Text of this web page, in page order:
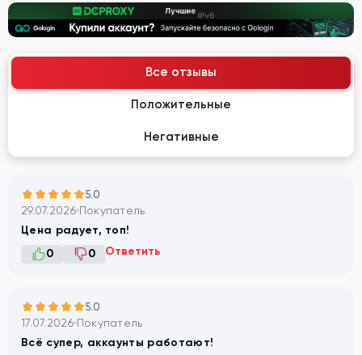
Все отзывы
Положительные
Негативные
5.0
29.07.2026 Покупатель
Цена радует, топ!
0
0 Ответить
5.0
17.07.2026 Покупатель
Всё супер, аккаунты работают!